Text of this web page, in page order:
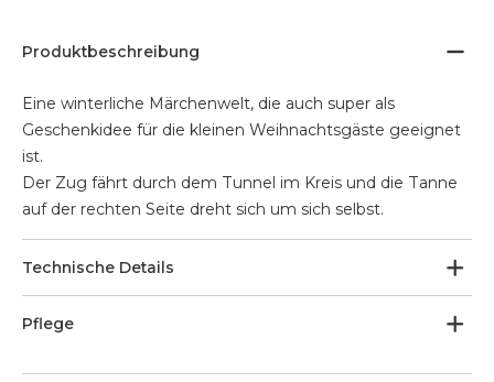
Produktbeschreibung
Eine winterliche Märchenwelt, die auch super als
Geschenkidee für die kleinen Weihnachtsgäste geeignet
ist.
Der Zug fährt durch dem Tunnel im Kreis und die Tanne
auf der rechten Seite dreht sich um sich selbst.
Technische Details
Pflege